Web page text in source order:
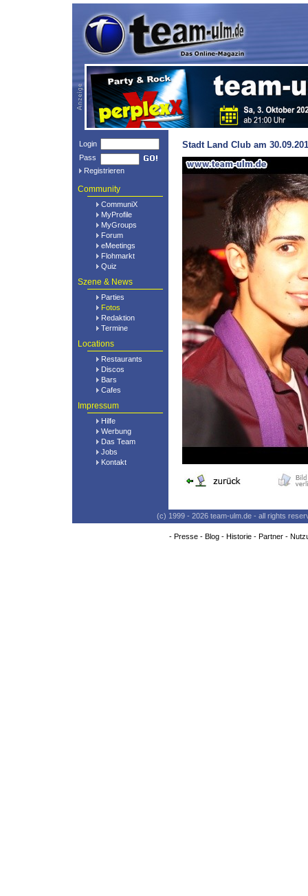
Login
Pass
Registrieren
Community
CommuniX
MyProfile
MyGroups
Forum
eMeetings
Flohmarkt
Quiz
Szene & News
Parties
Fotos
Redaktion
Termine
Locations
Restaurants
Discos
Bars
Cafes
Impressum
Hilfe
Werbung
Das Team
Jobs
Kontakt
Stadt Land Club am
(c) 1999 - 2026 team-ulm.de - all rights
- Presse- Blog- Historie- Partner-